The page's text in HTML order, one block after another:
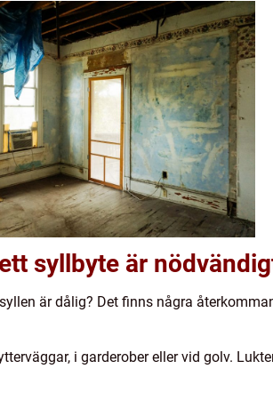
syllbyte är
är dålig? Det finns några
i garderober eller vid golv.